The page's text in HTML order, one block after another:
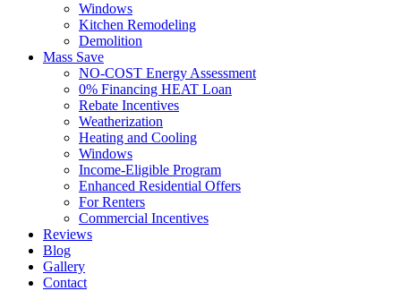
Windows
Kitchen Remodeling
Demolition
Mass Save
NO-COST Energy Assessment
0% Financing HEAT Loan
Rebate Incentives
Weatherization
Heating and Cooling
Windows
Income-Eligible Program
Enhanced Residential Offers
For Renters
Commercial Incentives
Reviews
Blog
Gallery
Contact